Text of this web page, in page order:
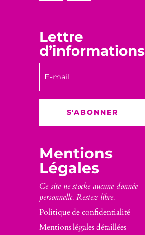
Lettre
d’informations
S'ABONNER
Mentions
Légales
Ce site ne stocke aucune donnée
personnelle. Restez libre.
Politique de confidentialité
Mentions légales détaillées